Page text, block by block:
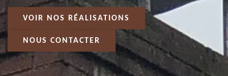
VOIR NOS RÉALISATIONS
NOUS CONTACTER